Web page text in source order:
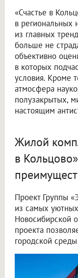
«Счастье в
в региональных
из главных
больше не
объективно
в которых
условия. Кроме
атмосфера
полузакрытых,
настоящим
Жилой
в
Проект Группы
из самых
Новосибирской
проекта
городской